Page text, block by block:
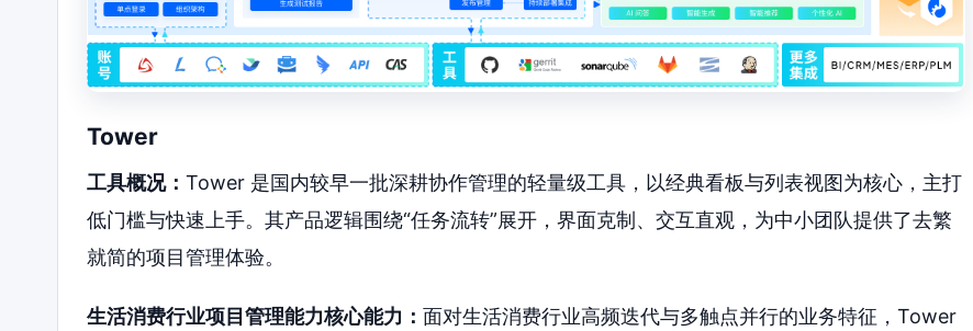
Tower
工具概况： Tower 是国内较早一批深耕协作管理的轻量级工具，以经典看板与列表视图为核心，主打
低门槛与快速上手。其产品逻辑围绕“任务流转”展开，界面克制、交互直观，为中小团队提供了去繁
就简的项目管理体验。
生活消费行业项目管理能力核心能力： 面对生活消费行业高频迭代与多触点并行的业务特征，Tower